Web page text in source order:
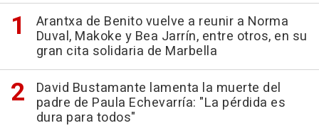
Arantxa de Benito vuelve a reunir a Norma
Duval, Makoke y Bea Jarrín, entre otros, en su
gran cita solidaria de Marbella
David Bustamante lamenta la muerte del
padre de Paula Echevarría: "La pérdida es
dura para todos"